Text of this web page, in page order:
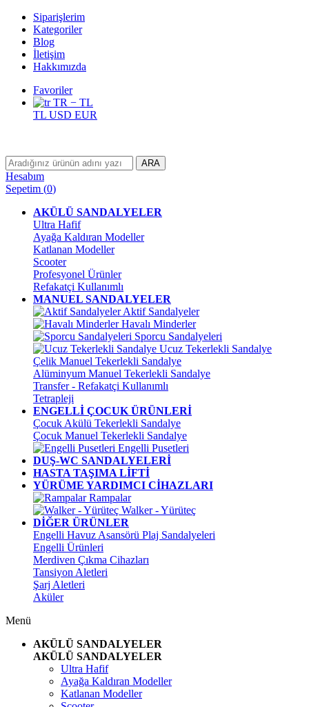
Siparişlerim
Kategoriler
Blog
İletişim
Hakkımızda
Favoriler
TR − TL
TL USD EUR
ARA
Hesabım
Sepetim (0)
AKÜLÜ SANDALYELER
Ultra Hafif
Ayağa Kaldıran Modeller
Katlanan Modeller
Scooter
Profesyonel Ürünler
Refakatçi Kullanımlı
MANUEL SANDALYELER
Aktif Sandalyeler
Havalı Minderler
Sporcu Sandalyeleri
Ucuz Tekerlekli Sandalye
Çelik Manuel Tekerlekli Sandalye
Alüminyum Manuel Tekerlekli Sandalye
Transfer - Refakatçi Kullanımlı
Tetrapleji
ENGELLİ ÇOCUK ÜRÜNLERİ
Çocuk Akülü Tekerlekli Sandalye
Çocuk Manuel Tekerlekli Sandalye
Engelli Pusetleri
DUŞ-WC SANDALYELERİ
HASTA TAŞIMA LİFTİ
YÜRÜME YARDIMCI CİHAZLARI
Rampalar
Walker - Yürüteç
DİĞER ÜRÜNLER
Engelli Havuz Asansörü Plaj Sandalyeleri
Engelli Ürünleri
Merdiven Çıkma Cihazları
Tansiyon Aletleri
Şarj Aletleri
Aküler
Menü
AKÜLÜ SANDALYELER
AKÜLÜ SANDALYELER
Ultra Hafif
Ayağa Kaldıran Modeller
Katlanan Modeller